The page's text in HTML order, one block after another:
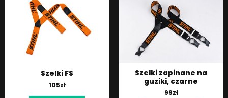
Szelki FS
105zł
Szelki zapinane na
guziki, czarne
99zł